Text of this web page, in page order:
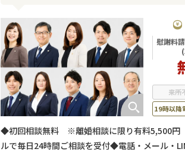
慰謝料
◆初回相談無料 ※離婚相談に限り有料5,500円
ルで毎日24時間ご相談を受付◆電話・メール・
来所
19時以降